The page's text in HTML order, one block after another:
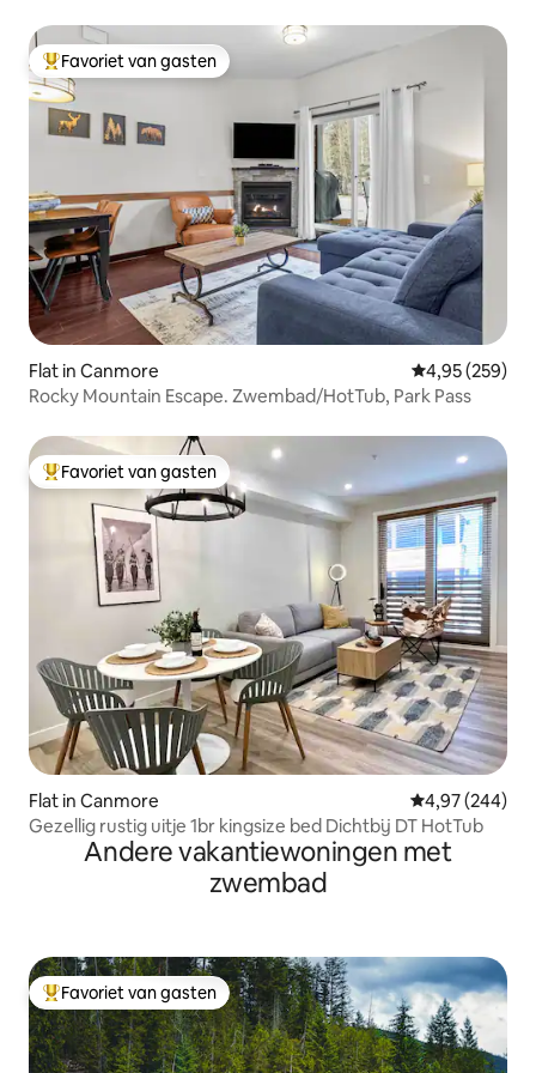
Topfavoriet van gasten
Favoriet van gasten
Flat in Canmore Gemiddelde
4,95 (259)
Rocky Mountain Escape. Zwembad/HotTub, Park Pass
Topfavoriet van gasten
Favoriet van gasten
Flat in Canmore Gemiddelde
4,97 (244)
Gezellig rustig uitje 1br kingsize bed Dichtbij DT HotTub
Andere vakantiewoningen met
zwembad
Topfavoriet van gasten
Favoriet van gasten